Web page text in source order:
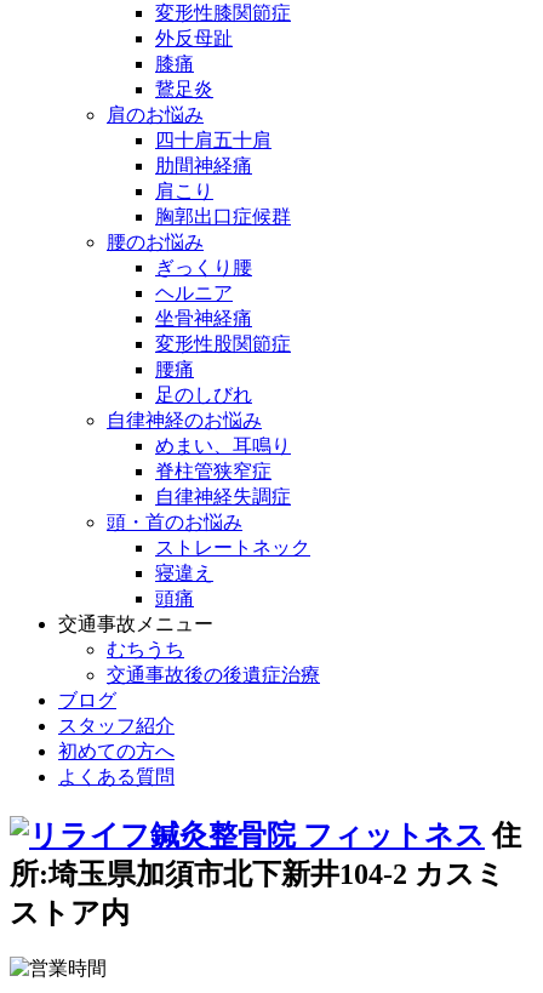
変形性膝関節症
外反母趾
膝痛
鵞足炎
肩のお悩み
四十肩五十肩
肋間神経痛
肩こり
胸郭出口症候群
腰のお悩み
ぎっくり腰
ヘルニア
坐骨神経痛
変形性股関節症
腰痛
足のしびれ
自律神経のお悩み
めまい、耳鳴り
脊柱管狭窄症
自律神経失調症
頭・首のお悩み
ストレートネック
寝違え
頭痛
交通事故メニュー
むちうち
交通事故後の後遺症治療
ブログ
スタッフ紹介
初めての方へ
よくある質問
住
所:埼玉県加須市北下新井104-2 カスミ
ストア内